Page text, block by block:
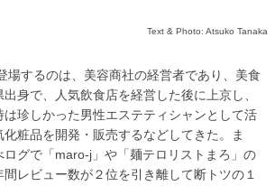
Text & Photo: Atsuko Tanaka
場するのは、美容商社の経営者であり、美食
身で、人気飲食店を経営した後に上京し、
珍しかった男性エステティシャンとして活
粧品を開発・販売するなどしてきた。ま
ログで「maro-j」や「麺テロリストまろ」の
レビュー数が２位を引き離して断トツの１